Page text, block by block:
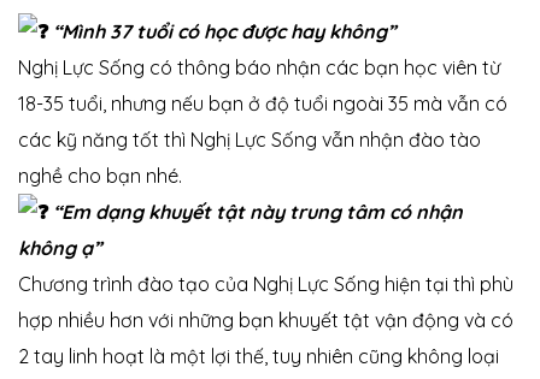
“Mình 37 tuổi có học được hay không”
Nghị Lực Sống có thông báo nhận các bạn học viên từ
18-35 tuổi, nhưng nếu bạn ở độ tuổi ngoài 35 mà vẫn có
các kỹ năng tốt thì Nghị Lực Sống vẫn nhận đào tào
nghề cho bạn nhé.
“Em dạng khuyết tật này trung tâm có nhận
không ạ”
Chương trình đào tạo của Nghị Lực Sống hiện tại thì phù
hợp nhiều hơn với những bạn khuyết tật vận động và có
2 tay linh hoạt là một lợi thế, tuy nhiên cũng không loại